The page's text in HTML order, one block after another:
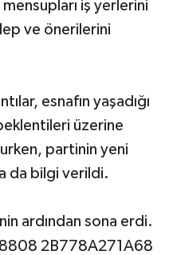
iş yerlerini
ve önerilerini
esnafın yaşadığı
üzerine
partinin yeni
da bilgi verildi.
ardından sona erdi.